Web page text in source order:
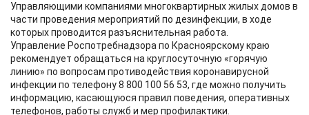
Управляющими компаниями многоквартирных жилых домов в
части проведения мероприятий по дезинфекции, в ходе
которых проводится разъяснительная работа.
Управление Роспотребнадзора по Красноярскому краю
рекомендует обращаться на круглосуточную «горячую
линию» по вопросам противодействия коронавирусной
инфекции по телефону 8 800 100 56 53, где можно получить
информацию, касающуюся правил поведения, оперативных
телефонов, работы служб и мер профилактики.